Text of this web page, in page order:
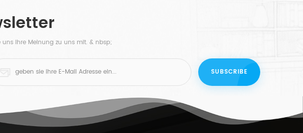
Ihre Meinung zu uns mit. & nbsp;